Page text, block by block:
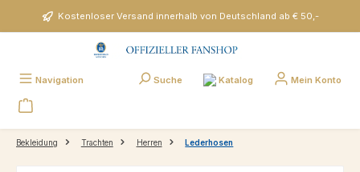
Zum Hauptinhalt springenKostenloser Versand innerhalb von Deutschland ab € 50,-
Navigation Suche Katalog Mein Konto
Bekleidung Trachten Herren Lederhosen